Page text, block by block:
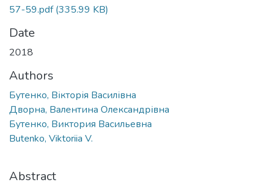
57-59.pdf(335.99 KB)
Date
2018
Authors
Бутенко, Вікторія Василівна
Дворна, Валентина Олександрівна
Бутенко, Виктория Васильевна
Butenko, Viktoriia V.
Abstract